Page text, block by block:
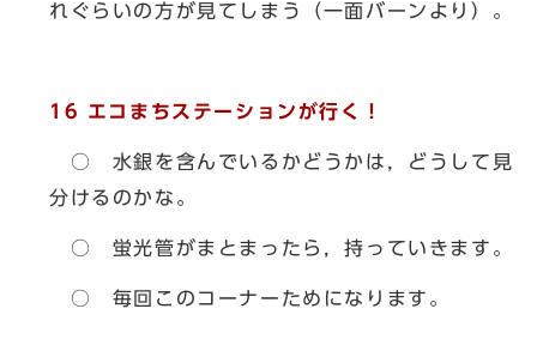
れぐらいの方が見てしまう（一面バーンより）。
16 エコまちステーションが行く！
○ 水銀を含んでいるかどうかは，どうして見
分けるのかな。
○ 蛍光管がまとまったら，持っていきます。
○ 毎回このコーナーためになります。